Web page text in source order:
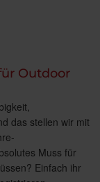
Outdoor
das stellen wir mit
Muss für
Einfach ihr